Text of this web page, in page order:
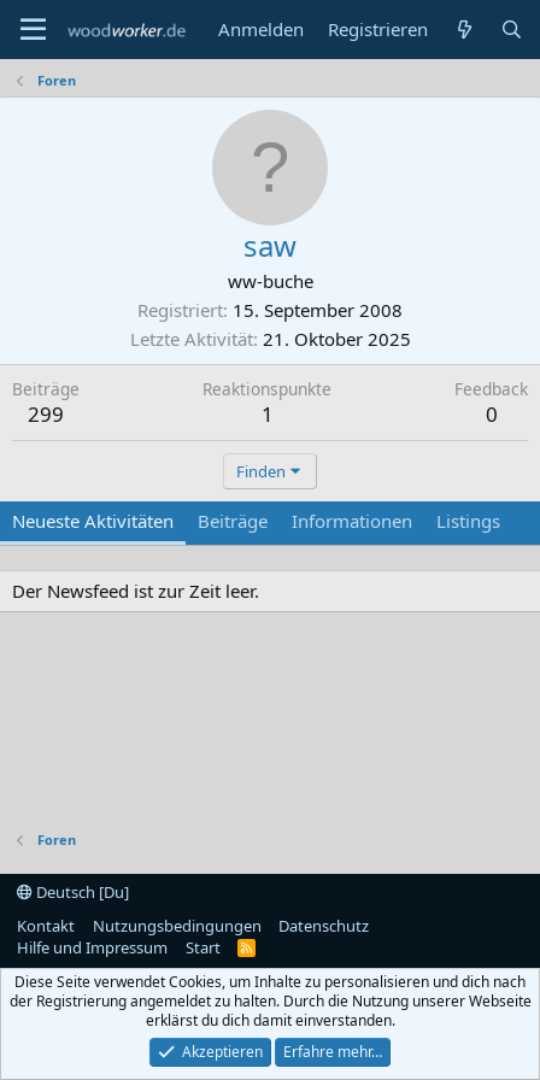
Anmelden Registrieren
Foren
saw
ww-buche
Registriert 15. September 2008
Letzte Aktivität 21. Oktober 2025
Beiträge
299
Reaktionspunkte
1
Feedback
0
Finden
Neueste Aktivitäten Beiträge Informationen Listings
Der Newsfeed ist zur Zeit leer.
Foren
Deutsch [Du]
Kontakt
Nutzungsbedingungen
Datenschutz
Hilfe und Impressum
Start
R
S
Diese Seite verwendet Cookies, um Inhalte zu personalisieren und dich nach
der Registrierung angemeldet zu halten. Durch die Nutzung unserer Webseite
erklärst du dich damit einverstanden.
Akzeptieren
Erfahre mehr…